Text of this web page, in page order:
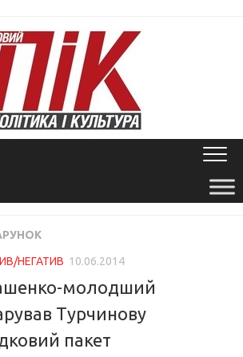
НЕГАТИВ 10.06.2014
молодший
Турчинову
пакет